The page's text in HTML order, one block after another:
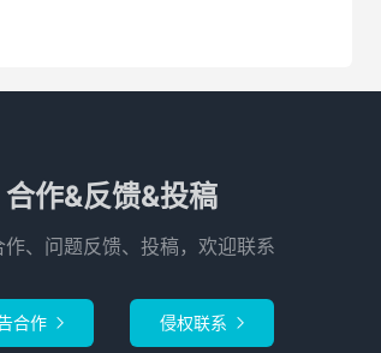
合作&反馈&投稿
作、问题反馈、投稿，欢迎联系
合作  侵权联系 